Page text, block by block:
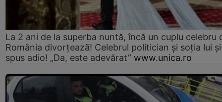
La 2 ani de la superba nuntă, încă un cuplu celebru
România divorțează! Celebrul politician și soția lui
spus adio! „Da, este adevărat” www.unica.ro